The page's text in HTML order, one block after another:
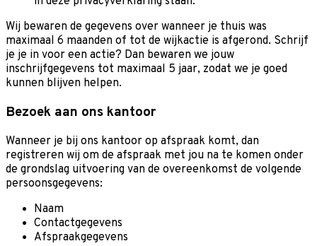
Wij bewaren de gegevens over wanneer je thuis was
maximaal 6 maanden of tot de wijkactie is afgerond. Schrijf
je je in voor een actie? Dan bewaren we jouw
inschrijfgegevens tot maximaal 5 jaar, zodat we je goed
kunnen blijven helpen.
Bezoek aan ons kantoor
Wanneer je bij ons kantoor op afspraak komt, dan
registreren wij om de afspraak met jou na te komen onder
de grondslag uitvoering van de overeenkomst de volgende
persoonsgegevens:
Naam
Contactgegevens
Afspraakgegevens